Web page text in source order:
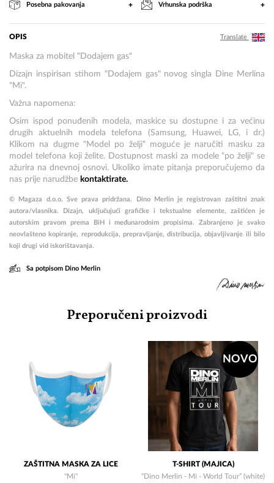
Posebna pakovanja + Vrhunska podrška +
OPIS Translate
Maska za mobitel "Dodajem gas"
Dizajn inspirisan stihom "Dodajem gas" novog singla Dine Merlina
"Mi".
Važna napomena:
Osim ispod ponuđenih modela, maskice su dostupne i za većinu
drugih aktuelnih modela telefona (Samsung, Huawei, LG, i dr.)
Klikom na dugme "Model po želji" moguće je naručiti masku za
model telefona koji želite. Dostupnost maski za modele "po želji" se
ažurira na dnevnoj osnovi. Ukoliko imate pitanja preporučujemo da
nas prije narudžbe kontaktirate.
© Magaza d.o.o. Sve prava pridržana. Dino Merlin je registrovan zaštitni znak
autora/vlasnika.
Dizajn, uključujući grafičke i tekstualne elemente, zaštićen je
autorskim pravom prema BiH i međunarodnim propisima.
Zabranjeno je svako
neovlašteno kopiranje, reprodukcija, prepravljanje, distribucija, objavljivanje ili bilo
koji drugi vid iskorištavanja.
Sa potpisom Dino Merlin
Preporučeni proizvodi
ZAŠTITNA MASKA ZA LICE
"Mi"
NOVO
T-SHIRT (MAJICA)
“Dino Merlin - Mi - World Tour” (white)